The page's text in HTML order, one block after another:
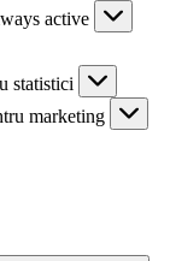
active
statistici
marketing